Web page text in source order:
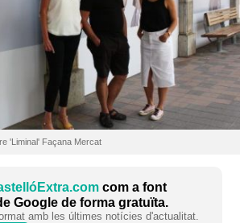
'Liminal' Façana Mercat
com a font
Google de forma gratuïta.
amb les últimes notícies d'actualitat.